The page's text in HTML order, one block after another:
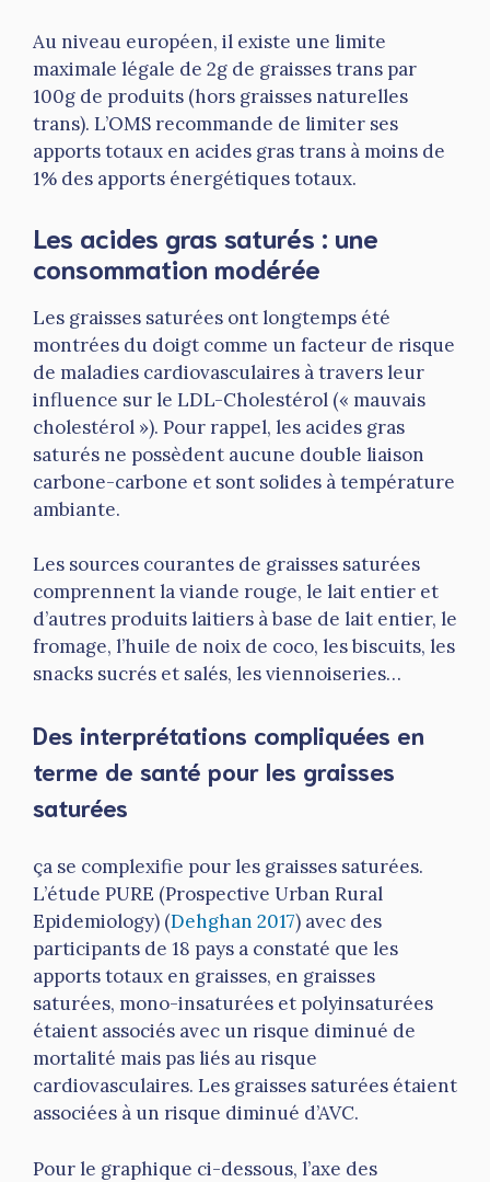
Au niveau européen, il existe une limite
maximale légale de 2g de graisses trans par
100g de produits (hors graisses naturelles
trans). L’OMS recommande de limiter ses
apports totaux en acides gras trans à moins de
1% des apports énergétiques totaux.
Les acides gras saturés : une
consommation modérée
Les graisses saturées ont longtemps été
montrées du doigt comme un facteur de risque
de maladies cardiovasculaires à travers leur
influence sur le LDL-Cholestérol (« mauvais
cholestérol »). Pour rappel, les acides gras
saturés ne possèdent aucune double liaison
carbone-carbone et sont solides à température
ambiante.
Les sources courantes de graisses saturées
comprennent la viande rouge, le lait entier et
d’autres produits laitiers à base de lait entier, le
fromage, l’huile de noix de coco, les biscuits, les
snacks sucrés et salés, les viennoiseries…
Des interprétations compliquées en
terme de santé pour les graisses
saturées
ça se complexifie pour les graisses saturées.
L’étude PURE (Prospective Urban Rural
Epidemiology) (Dehghan 2017) avec des
participants de 18 pays a constaté que les
apports totaux en graisses, en graisses
saturées, mono-insaturées et polyinsaturées
étaient associés avec un risque diminué de
mortalité mais pas liés au risque
cardiovasculaires. Les graisses saturées étaient
associées à un risque diminué d’AVC.
Pour le graphique ci-dessous, l’axe des